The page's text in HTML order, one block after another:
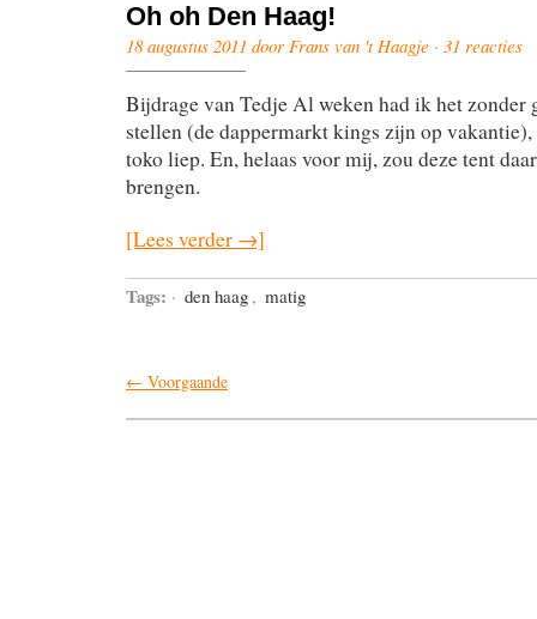
Oh oh Den Haag!
18 augustus 2011 door Frans van 't Haagje · 31 reacties
Bijdrage van Tedje Al weken had ik het zonder
stellen (de dappermarkt kings zijn op
toko liep. En, helaas voor mij, zou deze tent
brengen.
[Lees verder →]
Tags: · den haag , matig
← Voorgaande